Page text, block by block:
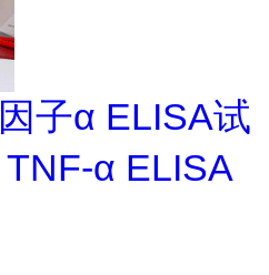
子α ELISA试
α ELISA